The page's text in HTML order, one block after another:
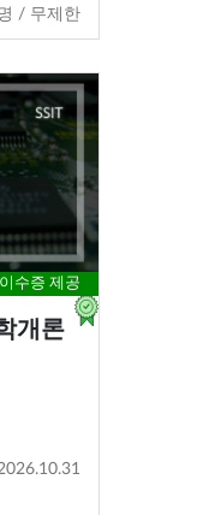
/ 무제한
이수증 제공
개론